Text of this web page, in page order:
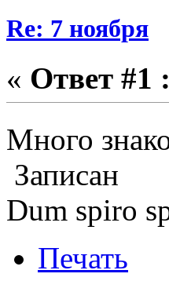
Re: 7 ноября
« Ответ #1 :
Много
Записан
Dum spiro
Печать